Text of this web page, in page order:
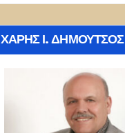
ΧΆΡΗΣ Ι. ΔΗΜΟΎΤΣΟΣ